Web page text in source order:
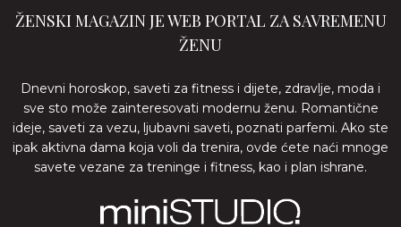
ŽENSKI MAGAZIN JE WEB PORTAL ZA SAVREMENU
ŽENU
Dnevni horoskop, saveti za fitness i dijete, zdravlje, moda i
sve sto može zainteresovati modernu ženu. Romantične
ideje, saveti za vezu, ljubavni saveti, poznati parfemi. Ako ste
ipak aktivna dama koja voli da trenira, ovde ćete naći mnoge
savete vezane za treninge i fitness, kao i plan ishrane.